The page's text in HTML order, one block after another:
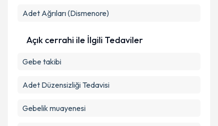
Adet Ağrıları (Dismenore)
Açık cerrahi ile İlgili Tedaviler
Gebe takibi
Adet Düzensizliği Tedavisi
Gebelik muayenesi